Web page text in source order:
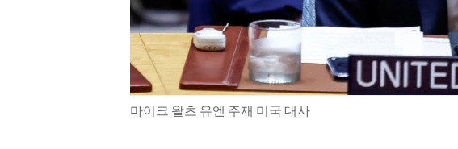
마이크 왈츠 유엔 주재 미국 대사